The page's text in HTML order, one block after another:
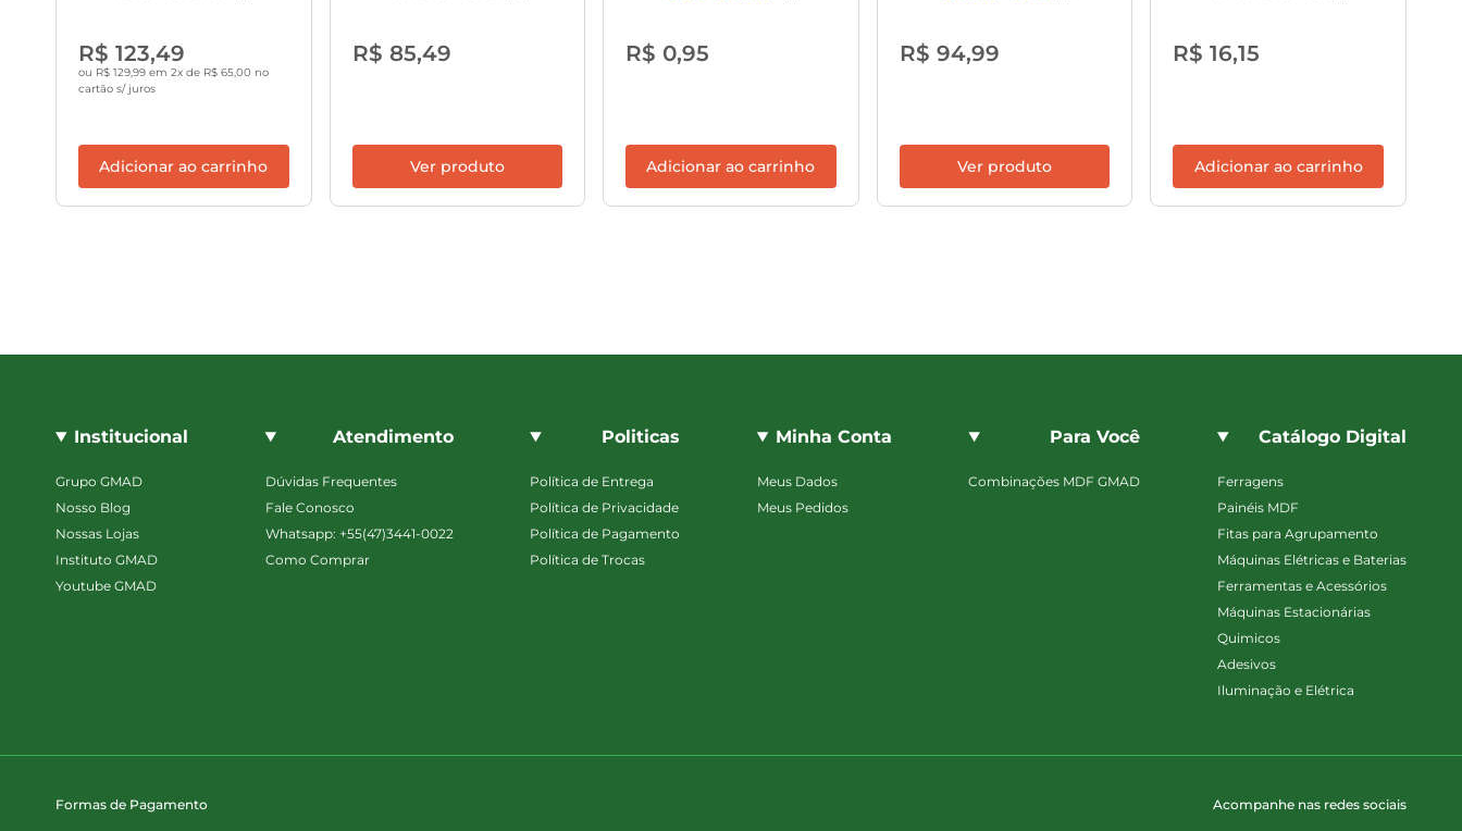
R$ 123,49
ou R$ 129,99 em 2x de R$ 65,00 no
cartão s/ juros
Adicionar ao carrinho
R$ 85,49
Ver produto
R$ 0,95
Adicionar ao carrinho
R$ 94,99
Ver produto
R$ 16,15
Adicionar ao carrinho
Institucional
Grupo GMAD
Nosso Blog
Nossas Lojas
Instituto GMAD
Youtube GMAD
Atendimento
Dúvidas Frequentes
Fale Conosco
Whatsapp: +55(47)3441-0022
Como Comprar
Politicas
Política de Entrega
Política de Privacidade
Política de Pagamento
Política de Trocas
Minha Conta
Meus Dados
Meus Pedidos
Para Você
Combinações MDF GMAD
Catálogo Digital
Ferragens
Painéis MDF
Fitas para Agrupamento
Máquinas Elétricas e Baterias
Ferramentas e Acessórios
Máquinas Estacionárias
Quimicos
Adesivos
Iluminação e Elétrica
Formas de Pagamento Acompanhe nas redes sociais